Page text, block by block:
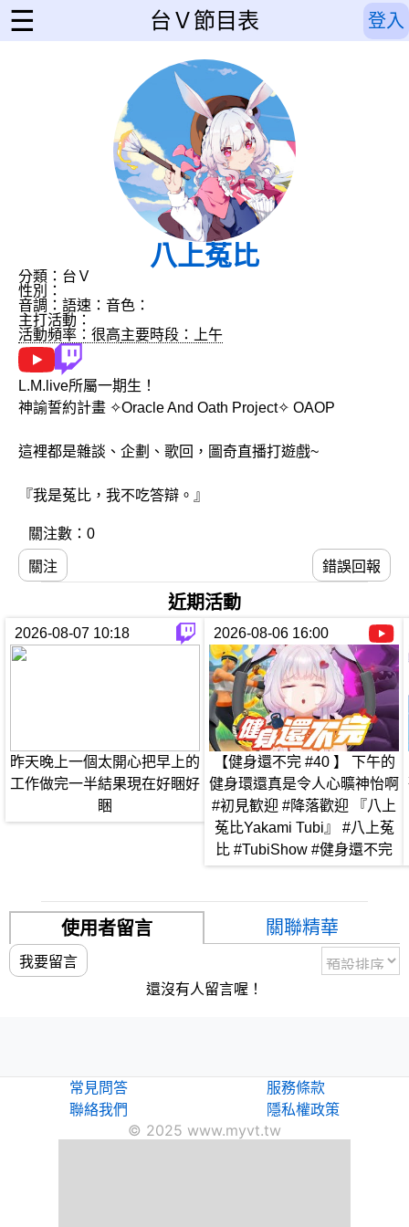
☰ 台Ｖ節目表 登入
八上菟比
分類：台Ｖ
性別：
音調： 語速： 音色：
主打活動：
活動頻率：很高主要時段：上午
L.M.live所屬一期生！
神諭誓約計畫 ✧Oracle And Oath Project✧ OAOP
這裡都是雜談、企劃、歌回，圖奇直播打遊戲~
『我是菟比，我不吃答辯。』
關注數：0
關注 錯誤回報
近期活動
2026-08-07 10:18
昨天晚上一個太開心把早上的
工作做完一半結果現在好睏好
睏
2026-08-06 16:00
【健身還不完 #40 】 下午的
健身環還真是令人心曠神怡啊
#初見歓迎 #降落歡迎 『八上
菟比Yakami Tubi』 #八上菟
比 #TubiShow #健身還不完
使用者留言 關聯精華
我要留言
還沒有人留言喔！
常見問答
聯絡我們
服務條款
隱私權政策
© 2025 www.myvt.tw